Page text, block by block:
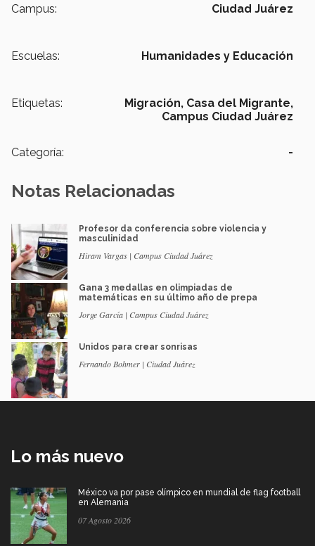
Campus: Ciudad Juárez
Escuelas: Humanidades y Educación
Etiquetas: Migración, Casa del Migrante,
Campus Ciudad Juárez
Categoría: -
Notas Relacionadas
Profesor da conferencia sobre violencia y
masculinidad
Hiram Vargas | Campus Ciudad Juárez
Gana 3 medallas en olimpiadas de
matemáticas en su último año de prepa
Jorge García | Campus Ciudad Juárez
Unidos para crear sonrisas
Fernando Bohmer | Ciudad Juárez
Lo más nuevo
México va por pase olímpico en mundial de flag football
en Alemania
07 Agosto 2026